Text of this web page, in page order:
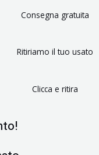
Consegna gratuita
Ritiriamo il tuo usato
Clicca e ritira